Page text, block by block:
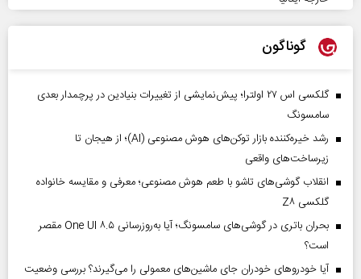
گوناگون
گلکسی اس ۲۷ اولترا؛ پیش‌نمایشی از تغییرات بنیادین در پرچمدار بعدی
سامسونگ
رشد خیره‌کننده بازار توکن‌های هوش مصنوعی (AI)؛ از هیجان تا
زیرساخت‌های واقعی
انقلاب گوشی‌های تاشو‌ با طعم هوش مصنوعی؛ معرفی و مقایسه خانواده
گلکسی Z۸
بحران باتری در گوشی‌های سامسونگ؛ آیا به‌روزرسانی One UI ۸.۵ مقصر
است؟
آیا خودروهای خودران جای ماشین‌های معمولی را می‌گیرند؟ بررسی وضعیت